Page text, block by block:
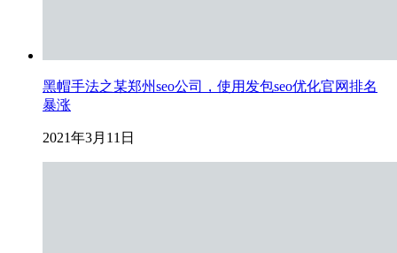
黑帽手法之某郑州seo公司，使用发包seo优化官网排名
暴涨
2021年3月11日